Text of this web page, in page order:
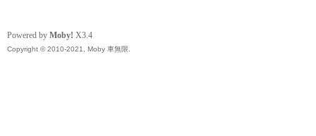
Powered by Moby! X3.4
Copyright © 2010-2021, Moby 車無限.